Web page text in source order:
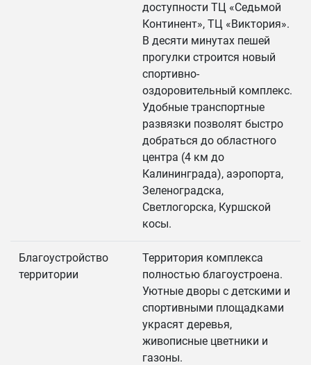
доступности ТЦ «Седьмой
Континент», ТЦ «Виктория».
В десяти минутах пешей
прогулки строится новый
спортивно-
оздоровительный комплекс.
Удобные транспортные
развязки позволят быстро
добраться до областного
центра (4 км до
Калининграда), аэропорта,
Зеленоградска,
Светлогорска, Куршской
косы.
Благоустройство
территории
Территория комплекса
полностью благоустроена.
Уютные дворы с детскими и
спортивными площадками
украсят деревья,
живописные цветники и
газоны.